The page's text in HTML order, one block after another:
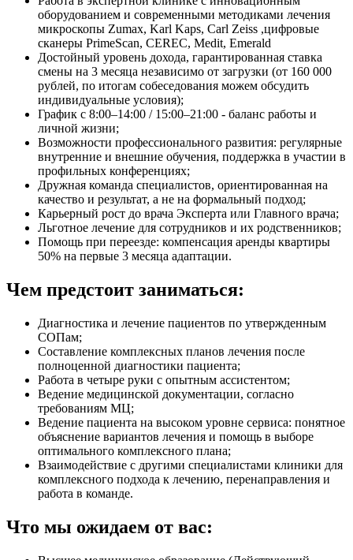
оборудованием и современными методиками лечения
микроскопы Zumax, Karl Kaps, Carl Zeiss ,цифровые
сканеры PrimeScan, CEREC, Medit, Emerald
Достойный уровень дохода, гарантированная ставка
смены на 3 месяца независимо от загрузки (от 160 000
рублей, по итогам собеседования можем обсудить
индивидуальные условия);
График с 8:00–14:00 / 15:00–21:00 - баланс работы и
личной жизни;
Возможности профессионального развития: регулярные
внутренние и внешние обучения, поддержка в участии в
профильных конференциях;
Дружная команда специалистов, ориентированная на
качество и результат, а не на формальный подход;
Карьерный рост до врача Эксперта или Главного врача;
Льготное лечение для сотрудников и их родственников;
Помощь при переезде: компенсация аренды квартиры
50% на первые 3 месяца адаптации.
Чем предстоит заниматься:
Диагностика и лечение пациентов по утвержденным
СОПам;
Составление комплексных планов лечения после
полноценной диагностики пациента;
Работа в четыре руки с опытным ассистентом;
Ведение медицинской документации, согласно
требованиям МЦ;
Ведение пациента на высоком уровне сервиса: понятное
объяснение вариантов лечения и помощь в выборе
оптимального комплексного плана;
Взаимодействие с другими специалистами клиники для
комплексного подхода к лечению, перенаправления и
работа в команде.
Что мы ожидаем от вас: